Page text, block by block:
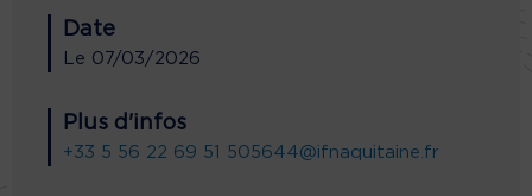
Date
Le 07/03/2026
Plus d'infos
+33 5 56 22 69 51 505644@ifnaquitaine.fr